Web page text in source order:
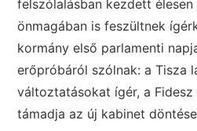
felszólalásban kezdett
önmagában is feszültnek
kormány első parlamenti
erőpróbáról szólnak: a Tisza
változtatásokat ígér, a
támadja az új kabinet